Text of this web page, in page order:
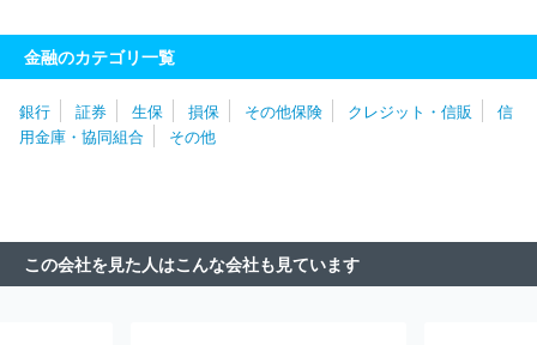
行
株式会社宮崎銀行 株式会社高知銀行
株式会社りそな銀行
スルガ銀行株式会社
行
株式会社十六銀行 株式会社三重銀行
株式会社京都銀行
株式会社あいち銀行
株式会社滋賀銀行
会社群馬銀行
株式会社秋田銀行 株式会社北日本銀行
株式会社
みちのく銀行
株式会社青森みちのく銀行 株式会社岩手銀行
式会社山形銀行
株式会社荘内銀行 株式会社福島銀行
株式会社
金融のカテゴリ一覧
銀行 証券 生保 損保 その他保険 クレジット・信販
信
用金庫・協同組合
その他
この会社を見た人はこんな会社も見ています